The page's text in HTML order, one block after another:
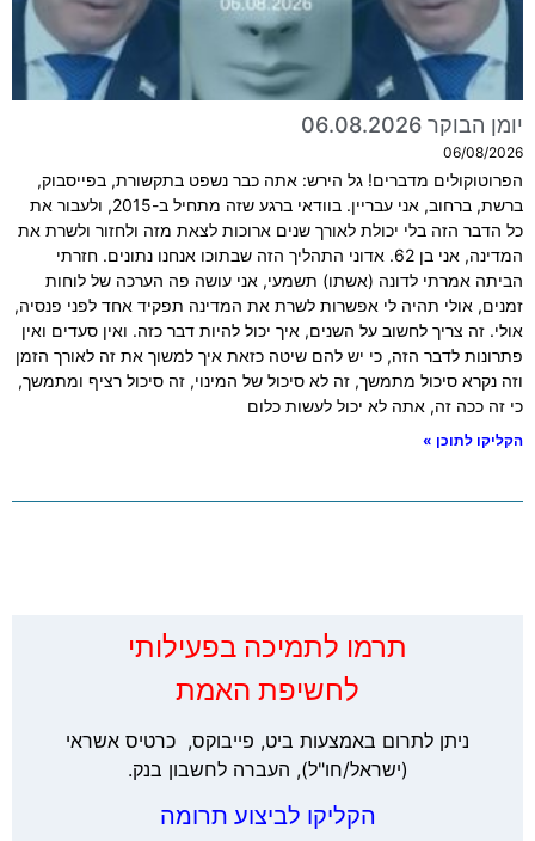
יומן הבוקר 06.08.2026
06/08/2026
הפרוטוקולים מדברים! גל הירש: אתה כבר נשפט בתקשורת, בפייסבוק,
ברשת, ברחוב, אני עבריין. בוודאי ברגע שזה מתחיל ב-2015, ולעבור את
כל הדבר הזה בלי יכולת לאורך שנים ארוכות לצאת מזה ולחזור ולשרת את
המדינה, אני בן 62. אדוני התהליך הזה שבתוכו אנחנו נתונים. חזרתי
הביתה אמרתי לדונה (אשתו) תשמעי, אני עושה פה הערכה של לוחות
זמנים, אולי תהיה לי אפשרות לשרת את המדינה תפקיד אחד לפני פנסיה,
אולי. זה צריך לחשוב על השנים, איך יכול להיות דבר כזה. ואין סעדים ואין
פתרונות לדבר הזה, כי יש להם שיטה כזאת איך למשוך את זה לאורך הזמן
וזה נקרא סיכול מתמשך, זה לא סיכול של המינוי, זה סיכול רציף ומתמשך,
כי זה ככה זה, אתה לא יכול לעשות כלום
הקליקו לתוכן »
‏תרמו לתמיכה בפעילותי
לחשיפת האמת
ניתן לתרום באמצעות ביט, פייבוקס, כרטיס אשראי
(ישראל/חו"ל), העברה לחשבון בנק.
הקליקו לביצוע תרומה